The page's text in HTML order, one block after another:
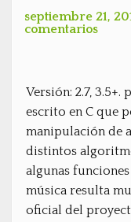
septiembre 21,
comentarios
Versión: 2.7, 3.5+.
escrito en C que
manipulación de
distintos
algunas
música resulta
oficial del